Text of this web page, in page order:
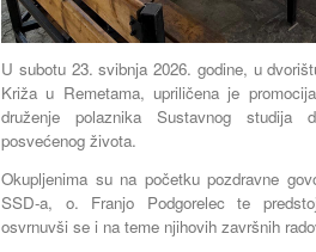
U subotu 23. svibnja 2026. godine, u
Križa u Remetama, upriličena je
druženje polaznika Sustavnog studija
posvećenog života.
Okupljenima su na početku pozdravne
SSD-a, o. Franjo Podgorelec te
osvrnuvši se i na teme njihovih završnih